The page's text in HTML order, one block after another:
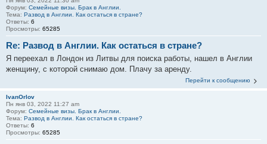
Форум: Семейные визы. Брак в Англии.
Тема: Развод в Англии. Как остаться в стране?
Ответы: 6
Просмотры: 65285
Re: Развод в Англии. Как остаться в стране?
Я переехал в Лондон из Литвы для поиска работы, нашел в Англии
женщину, с которой снимаю дом. Плачу за аренду.
Перейти к сообщению
IvanOrlov
Пн янв 03, 2022 11:27 am
Форум: Семейные визы. Брак в Англии.
Тема: Развод в Англии. Как остаться в стране?
Ответы: 6
Просмотры: 65285